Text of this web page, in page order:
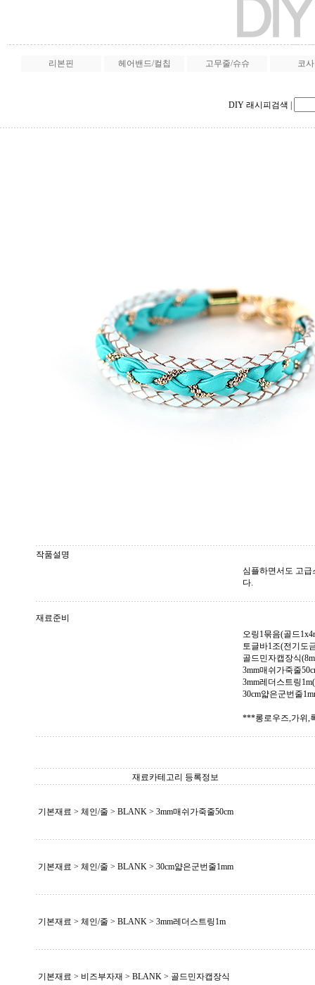
리본핀 헤어밴드/컬칩 고무줄/슈슈 코
DIY 래시피검색
작품설명
심플하면서도 고
다.
재료준비
오링1묶음(골드
토글바1조(전기도
골드민자캡장식
3mm매쉬가죽줄
3mm레더스트링
30cm얇은군번줄
***롱로우즈,가위,
재료카테고리 등록정보
기본재료 > 체인/줄 > BLANK > 3mm매쉬가죽줄50cm
기본재료 > 체인/줄 > BLANK > 30cm얇은군번줄1mm
기본재료 > 체인/줄 > BLANK > 3mm레더스트링1m
기본재료 > 비즈부자재 > BLANK > 골드민자캡장식